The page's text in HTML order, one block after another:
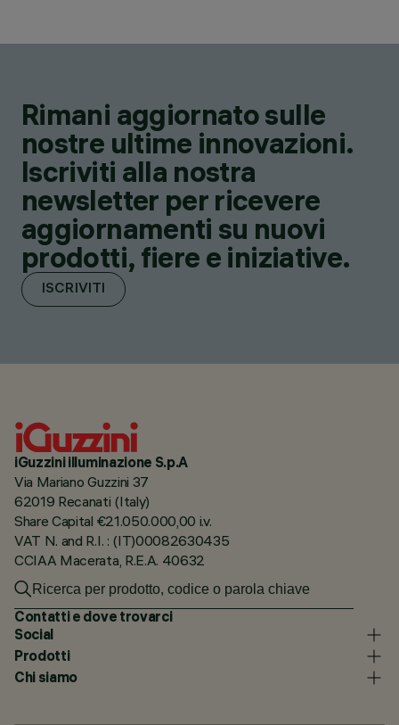
Rimani aggiornato sulle
nostre ultime innovazioni.
Iscriviti alla nostra
newsletter per ricevere
aggiornamenti su nuovi
prodotti, fiere e iniziative.
ISCRIVITI
iGuzzini illuminazione S.p.A
Via Mariano Guzzini 37
62019 Recanati (Italy)
Share Capital €21.050.000,00 i.v.
VAT N. and R.I. : (IT)00082630435
CCIAA Macerata, R.E.A. 40632
Contatti e dove trovarci
Social
Prodotti
Chi siamo